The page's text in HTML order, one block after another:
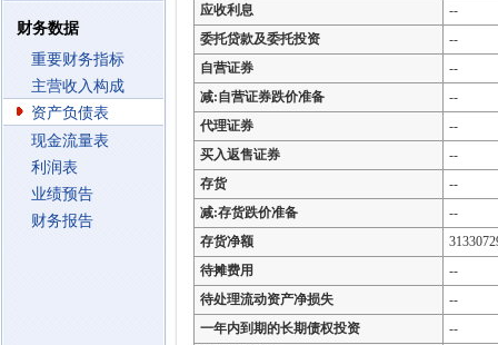
财务数据
重要财务指标
主营收入构成
资产负债表
现金流量表
利润表
业绩预告
财务报告
应收利息
--
委托贷款及委托投资
--
自营证券
--
减:自营证券跌价准备
--
代理证券
--
买入返售证券
--
存货
--
减:存货跌价准备
--
存货净额
待摊费用
--
待处理流动资产净损失
--
一年内到期的长期债权投资
--